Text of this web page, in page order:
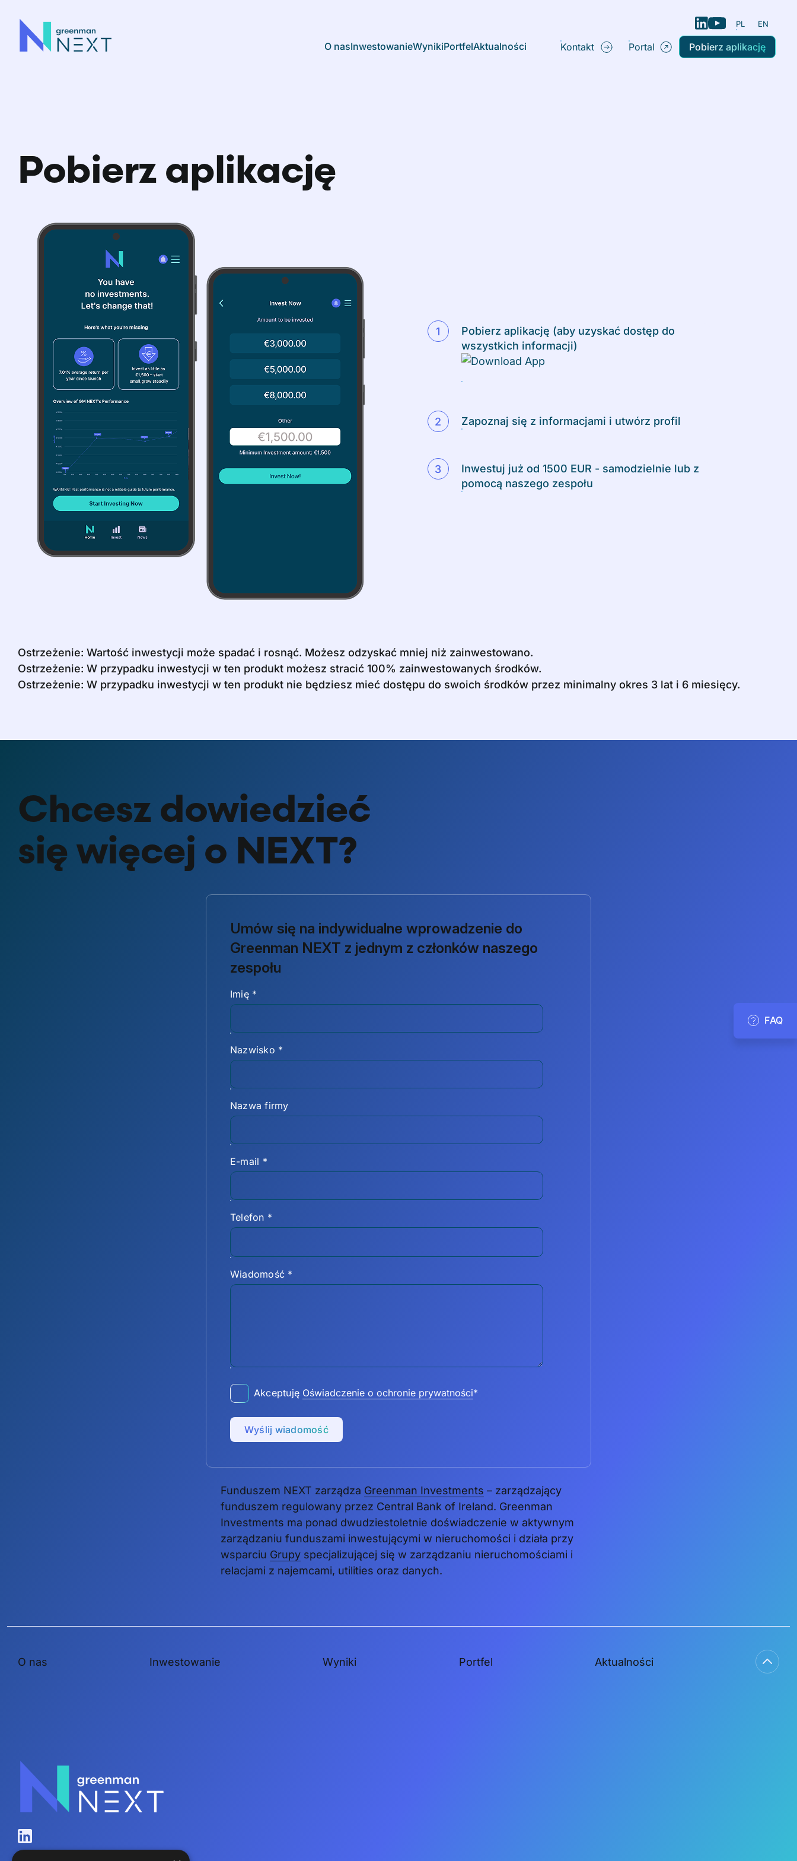
content
EN
PL
O nasInwestowanieWynikiPortfelAktualności Kontakt Portal Pobierz aplikację
Pobierz aplikację
Pobierz aplikację (aby uzyskać dostęp do
wszystkich informacji)
Zapoznaj się z informacjami i utwórz profil
Inwestuj już od 1500 EUR - samodzielnie lub z
pomocą naszego zespołu
Ostrzeżenie: Wartość inwestycji może spadać i rosnąć. Możesz odzyskać mniej niż zainwestowano.
Ostrzeżenie: W przypadku inwestycji w ten produkt możesz stracić 100% zainwestowanych środków.
Ostrzeżenie: W przypadku inwestycji w ten produkt nie będziesz mieć dostępu do swoich środków przez minimalny okres 3 lat i 6 miesięcy.
Chcesz dowiedzieć
się więcej o NEXT?
Umów się na indywidualne wprowadzenie do
Greenman NEXT z jednym z członków naszego
zespołu
Imię *
Nazwisko *
Nazwa firmy
E-mail *
Telefon *
Wiadomość *
Akceptuję Oświadczenie o ochronie prywatności*
Wyślij wiadomość
Funduszem NEXT zarządza Greenman Investments – zarządzający
funduszem regulowany przez Central Bank of Ireland. Greenman
Investments ma ponad dwudziestoletnie doświadczenie w aktywnym
zarządzaniu funduszami inwestującymi w nieruchomości i działa przy
wsparciu Grupy specjalizującej się w zarządzaniu nieruchomościami i
relacjami z najemcami, utilities oraz danych.
O nas Inwestowanie Wyniki Portfel Aktualności
FAQ